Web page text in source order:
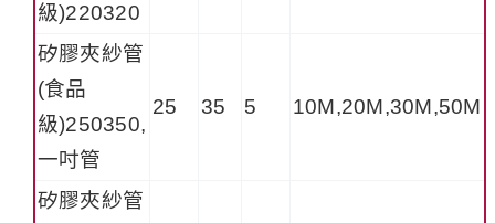
級)220320
矽膠夾紗管
(食品
級)250350,
一吋管
25 35 5 10M,20M,30M,50M
矽膠夾紗管